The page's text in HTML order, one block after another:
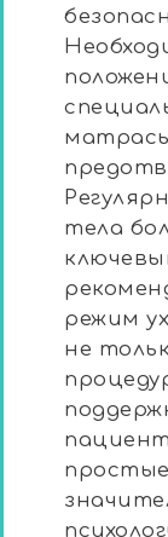
тела
режим
не